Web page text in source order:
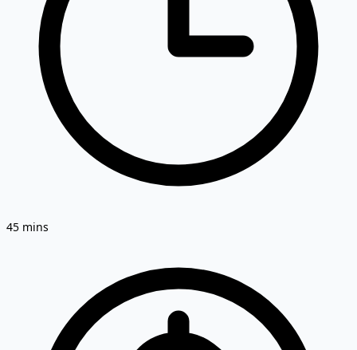
45 mins